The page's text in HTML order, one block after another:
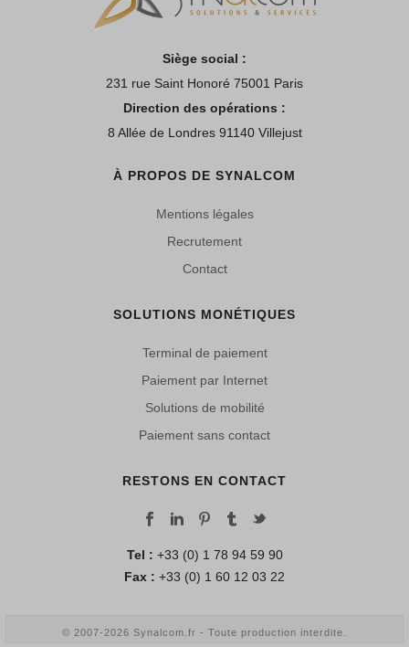
Siège social :
231 rue Saint Honoré 75001 Paris
Direction des opérations :
8 Allée de Londres 91140 Villejust
À PROPOS DE SYNALCOM
Mentions légales
Recrutement
Contact
SOLUTIONS MONÉTIQUES
Terminal de paiement
Paiement par Internet
Solutions de mobilité
Paiement sans contact
RESTONS EN CONTACT
Tel : +33 (0) 1 78 94 59 90
Fax : +33 (0) 1 60 12 03 22
© 2007-2026 Synalcom.fr - Toute production interdite.